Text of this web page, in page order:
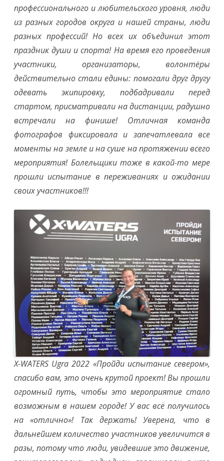
профессионального и любительского уровня, люди
из разных городов округа и нашей страны, люди
разных профессий! Но всех их объединил этот
праздник души и спорта! На время его проведения
участники, организаторы, волонтёры
действительно стали едины: помогали друг другу
одевать экипировку, подбадривали перед
стартом, присматривали на дистанции, радушно
встречали на финише! Отличная команда
фотографов фиксировала и запечатлевала все
моменты на земле и на суше на протяжении всего
мероприятия! Болельщики тоже в какой-то мере
прошли испытание в переживаниях и ожидании
своих участников!!!
X-WATERS Ugra 2022 «Пройди испытание севером»,
спасибо вам, это очень крутой проект! Вы прошли
огромный путь, чтобы это мероприятие стало
возможным в нашем городе! У вас всё получилось
на «отлично»! Так держать! Уверена, что в
дальнейшем количество участников увеличится в
разы, потому что люди, увидевшие это движение,